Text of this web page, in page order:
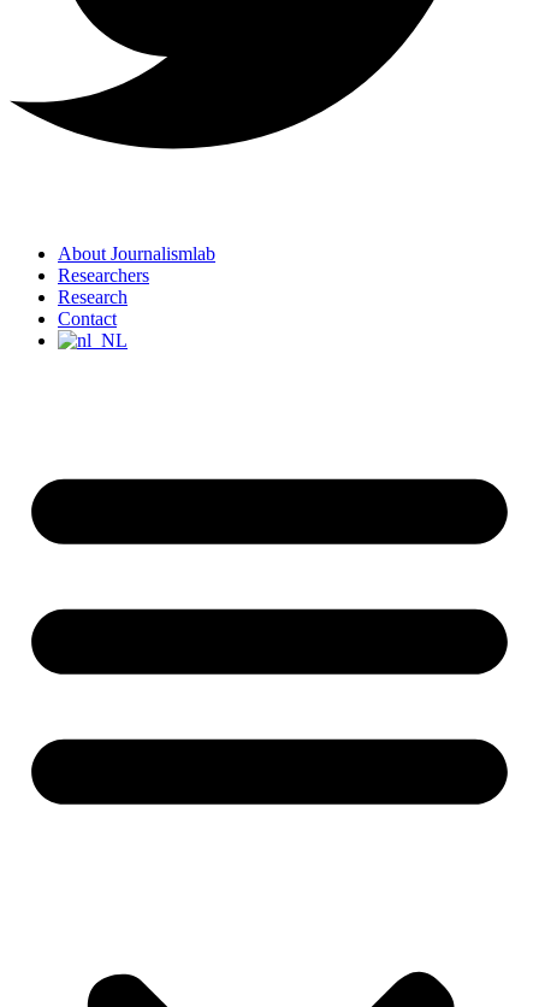
About Journalismlab
Researchers
Research
Contact